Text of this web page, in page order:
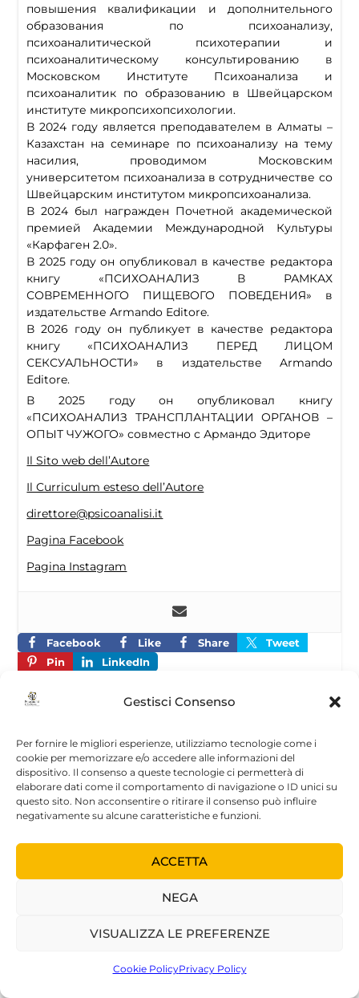
Gestisci Consenso
Per fornire le migliori esperienze, utilizziamo tecnologie come i
cookie per memorizzare e/o accedere alle informazioni del
dispositivo. Il consenso a queste tecnologie ci permetterà di
elaborare dati come il comportamento di navigazione o ID unici su
questo sito. Non acconsentire o ritirare il consenso può influire
negativamente su alcune caratteristiche e funzioni.
ACCETTA
NEGA
VISUALIZZA LE PREFERENZE
Cookie PolicyPrivacy Policy
повышения квалификации и дополнительного
образования по психоанализу,
психоаналитической психотерапии и
психоаналитическому консультированию в
Московском Институте Психоанализа и
психоаналитик по образованию в Швейцарском
институте микропсихопсихологии.
В 2024 году является преподавателем в Алматы –
Казахстан на семинаре по психоанализу на тему
насилия, проводимом Московским
университетом психоанализа в сотрудничестве со
Швейцарским институтом микропсихоанализа.
В 2024 был награжден Почетной академической
премией Академии Международной Культуры
«Карфаген 2.0».
В 2025 году он опубликовал в качестве редактора
книгу «ПСИХОАНАЛИЗ В РАМКАХ
СОВРЕМЕННОГО ПИЩЕВОГО ПОВЕДЕНИЯ» в
издательстве Armando Editore.
В 2026 году он публикует в качестве редактора
книгу «ПСИХОАНАЛИЗ ПЕРЕД ЛИЦОМ
СЕКСУАЛЬНОСТИ» в издательстве Armando
Editore.
В 2025 году он опубликовал книгу
«ПСИХОАНАЛИЗ ТРАНСПЛАНТАЦИИ ОРГАНОВ –
ОПЫТ ЧУЖОГО» совместно с Армандо Эдиторе
Il Sito web dell’Autore
Il Curriculum esteso dell’Autore
direttore@psicoanalisi.it
Pagina Facebook
Pagina Instagram
Facebook Like Share
Tweet
Pin
LinkedIn
PRECEDENTE
АЛКОГОЛИЗМ
PROSSIMO